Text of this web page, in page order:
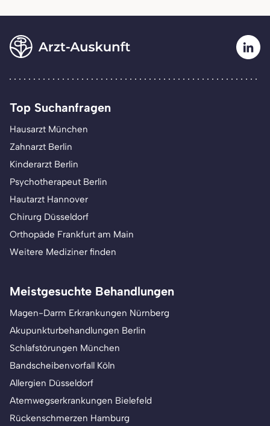
Top Suchanfragen
Hausarzt München
Zahnarzt Berlin
Kinderarzt Berlin
Psychotherapeut Berlin
Hautarzt Hannover
Chirurg Düsseldorf
Orthopäde Frankfurt am Main
Weitere Mediziner finden
Meistgesuchte Behandlungen
Magen-Darm Erkrankungen Nürnberg
Akupunkturbehandlungen Berlin
Schlafstörungen München
Bandscheibenvorfall Köln
Allergien Düsseldorf
Atemwegserkrankungen Bielefeld
Rückenschmerzen Hamburg